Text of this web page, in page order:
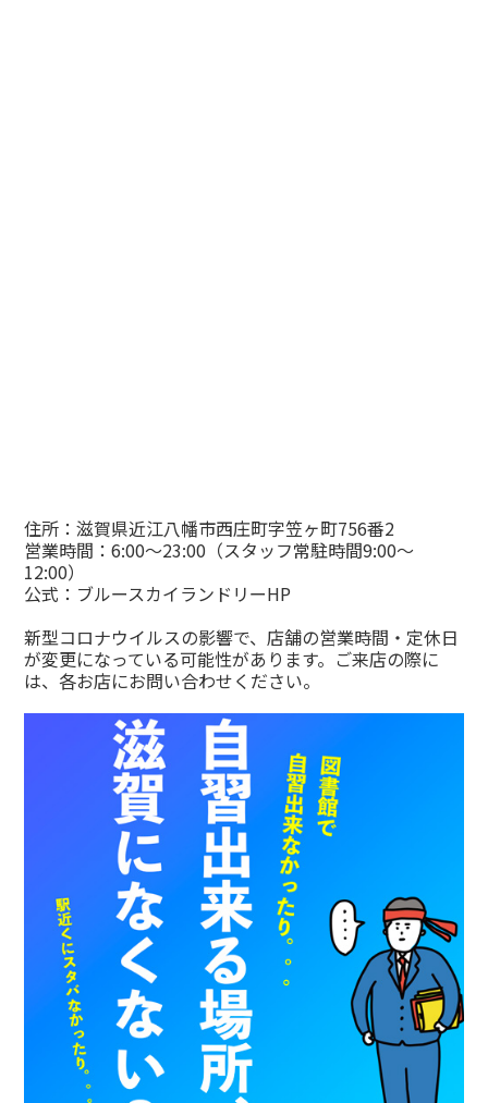
住所：滋賀県近江八幡市西庄町字笠ヶ町756番2
営業時間：6:00～23:00（スタッフ常駐時間9:00～
12:00）
公式： ブルースカイランドリーHP
新型コロナウイルスの影響で、店舗の営業時間・定休日
が変更になっている可能性があります。ご来店の際に
は、各お店にお問い合わせください。